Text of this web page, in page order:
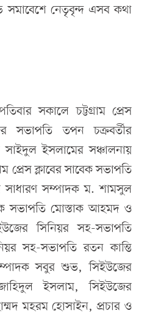
সমাবেশে নেতৃবৃন্দ এসব কথা
সকালে চট্টগ্রাম প্রেস
সভাপতি তপন চক্রবর্তীর
সাইদুল ইসলামের সঞ্চালনায়
প্রেস ক্লাবের সাবেক সভাপতি
সম্পাদক ম. শামসুল
সভাপতি মোস্তাক আহমদ ও
সিনিয়র সহ-সভাপতি
সহ-সভাপতি রতন কান্তি
সবুর শুভ, সিইউজের
ইসলাম, সিইউজের
মহরম হোসাইন, প্রচার ও